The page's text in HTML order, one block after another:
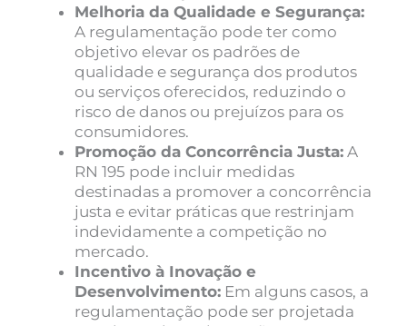
Melhoria da Qualidade e Segurança:
A regulamentação pode ter como
objetivo elevar os padrões de
qualidade e segurança dos produtos
ou serviços oferecidos, reduzindo o
risco de danos ou prejuízos para os
consumidores.
Promoção da Concorrência Justa: A
RN 195 pode incluir medidas
destinadas a promover a concorrência
justa e evitar práticas que restrinjam
indevidamente a competição no
mercado.
Incentivo à Inovação e
Desenvolvimento: Em alguns casos, a
regulamentação pode ser projetada